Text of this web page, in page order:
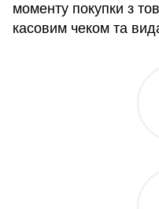
моменту покупки з
касовим чеком та